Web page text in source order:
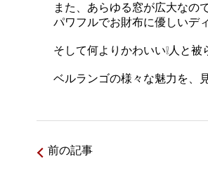
また、あらゆる窓が広大なの
パワフルでお財布に優しいデ
そして何よりかわいい❕️人と被
ベルランゴの様々な魅力を、
前の記事